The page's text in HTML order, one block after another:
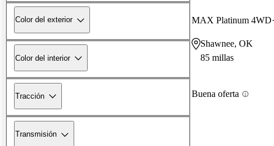
Color del exterior
Color del interior
Tracción
Transmisión
MAX Platinum 4WD
Shawnee, OK
85 millas
Buena oferta